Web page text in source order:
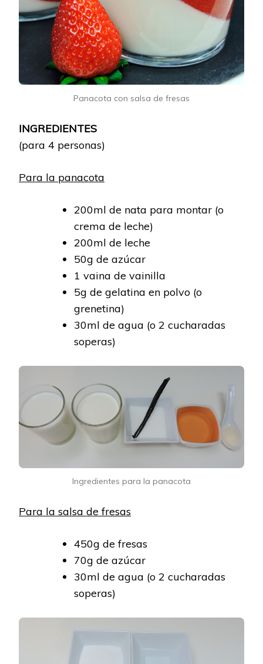
Panacota con salsa de fresas
INGREDIENTES
(para 4 personas)
Para la panacota
200ml de nata para montar (o
crema de leche)
200ml de leche
50g de azúcar
1 vaina de vainilla
5g de gelatina en polvo (o
grenetina)
30ml de agua (o 2 cucharadas
soperas)
Ingredientes para la panacota
Para la salsa de fresas
450g de fresas
70g de azúcar
30ml de agua (o 2 cucharadas
soperas)